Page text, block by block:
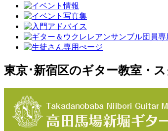
東京･新宿区のギター教室・